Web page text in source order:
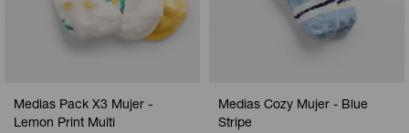
Medias Pack X3 Mujer -
Lemon Print Multi
Medias Cozy Mujer - Blue
Stripe
Vestidos y polleras
Calzas
Ropa interior
Pijamas